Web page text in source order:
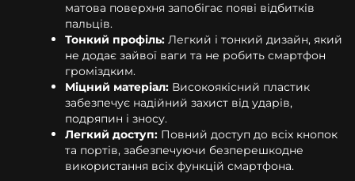
матова поверхня запобігає появі відбитків
пальців.
Тонкий профіль: Легкий і тонкий дизайн, який
не додає зайвої ваги та не робить смартфон
громіздким.
Міцний матеріал: Високоякісний пластик
забезпечує надійний захист від ударів,
подряпин і зносу.
Легкий доступ: Повний доступ до всіх кнопок
та портів, забезпечуючи безперешкодне
використання всіх функцій смартфона.